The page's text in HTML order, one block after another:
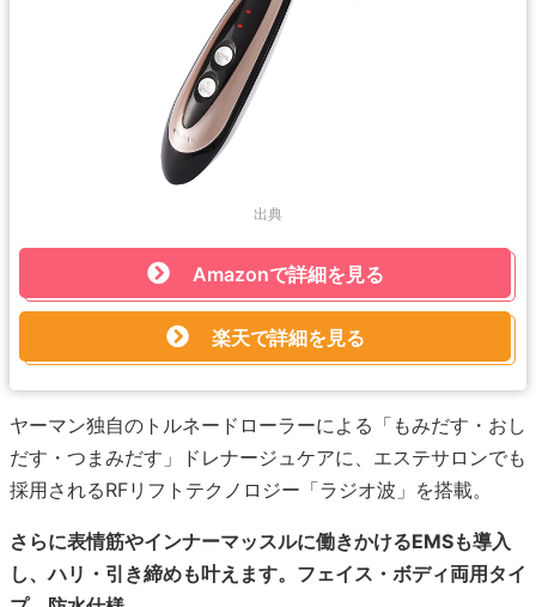
出典
Amazonで詳細を見る
楽天で詳細を見る
ヤーマン独自のトルネードローラーによる「もみだす・おし
だす・つまみだす」ドレナージュケアに、エステサロンでも
採用されるRFリフトテクノロジー「ラジオ波」を搭載。
さらに表情筋やインナーマッスルに働きかけるEMSも導入
し、ハリ・引き締めも叶えます。フェイス・ボディ両用タイ